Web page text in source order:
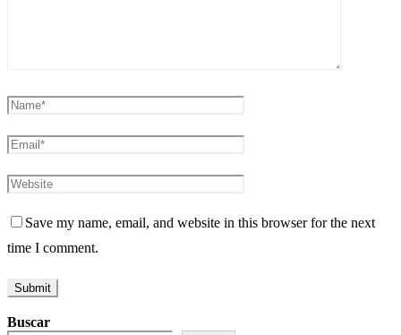
Save my name, email, and website in this browser for the next
time I comment.
Buscar